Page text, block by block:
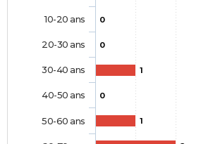
0
0
1
0
1
10-20 ans
20-30 ans
30-40 ans
40-50 ans
50-60 ans